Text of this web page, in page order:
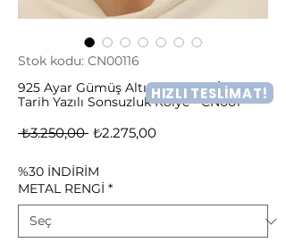
Stok kodu: CN00116
925 Ayar Gümüş Altın Kaplama İsim ve
Tarih Yazılı Sonsuzluk Kolye - CN001
₺3.250,00 Normal
₺2.275,00İndirimli
%30 İNDİRİM
METAL RENGİ *
HIZLI TESLİMAT!